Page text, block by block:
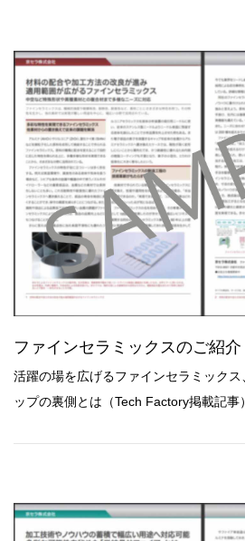
ファインセラミックスのご紹介
活躍の場を広げるファインセラミック
ップの裏側とは（Tech Factory掲載記事）